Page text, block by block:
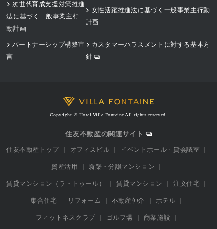
次世代育成支援対策推進
法に基づく一般事業主行
動計画
女性活躍推進法に基づく一般事業主行動
計画
パートナーシップ構築宣
言
カスタマーハラスメントに対する基本方
針
Copyright © Hotel Villa Fontaine All rights reserved.
住友不動産の関連サイト
住友不動産トップ オフィスビル イベントホール・貸会議室
資産活用 新築・分譲マンション
賃貸マンション（ラ・トゥール） 賃貸マンション 注文住宅
集合住宅 リフォーム 不動産仲介 ホテル
フィットネスクラブ ゴルフ場 商業施設